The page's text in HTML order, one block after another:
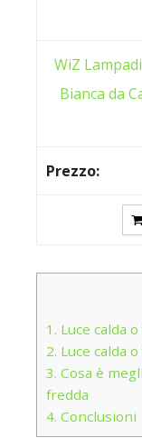
WiZ
Bianca da
1. Luce calda
2. Luce calda
3. Cosa è
fredda
4. Conclusioni